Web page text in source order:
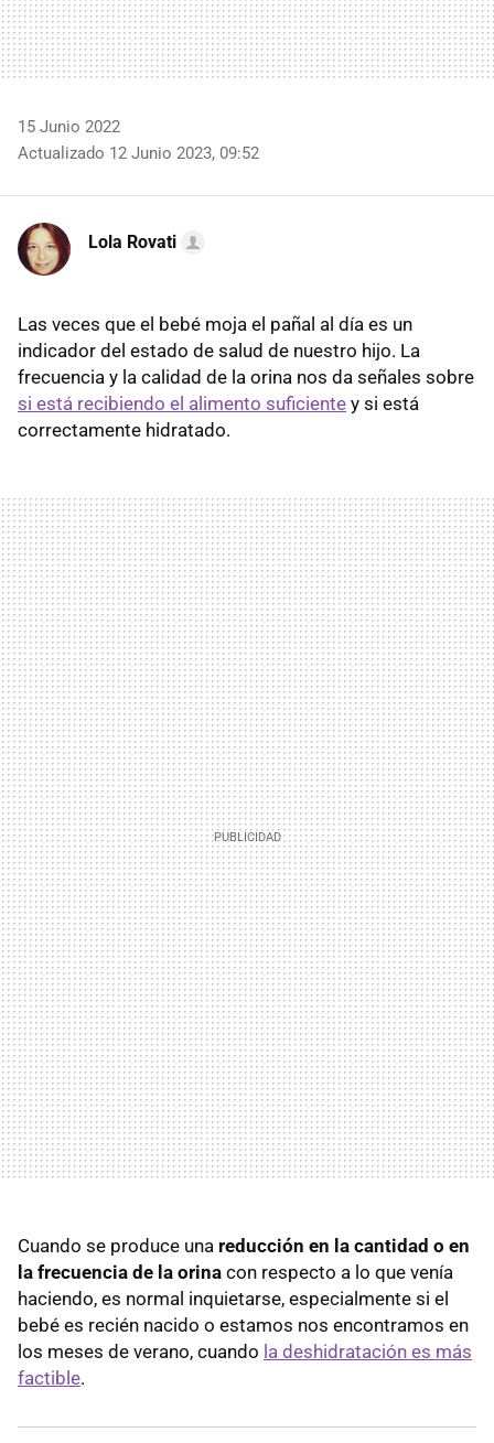
15 Junio 2022
Actualizado 12 Junio 2023, 09:52
Lola Rovati
Las veces que el bebé moja el pañal al día es un
indicador del estado de salud de nuestro hijo. La
frecuencia y la calidad de la orina nos da señales sobre
si está recibiendo el alimento suficiente y si está
correctamente hidratado.
Cuando se produce una reducción en la cantidad o en
la frecuencia de la orina con respecto a lo que venía
haciendo, es normal inquietarse, especialmente si el
bebé es recién nacido o estamos nos encontramos en
los meses de verano, cuando la deshidratación es más
factible.